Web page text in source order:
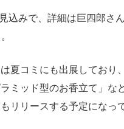
みで、詳細は巨四郎さ
コミにも出展しており
ミッド型のお香立て」な
リリースする予定になっ